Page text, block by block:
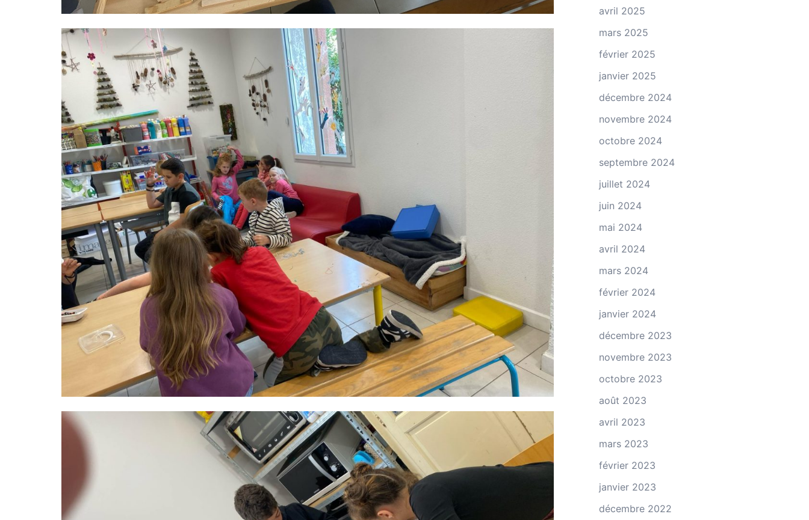
avril 2025
mars 2025
février 2025
janvier 2025
décembre 2024
novembre 2024
octobre 2024
septembre 2024
juillet 2024
juin 2024
mai 2024
avril 2024
mars 2024
février 2024
janvier 2024
décembre 2023
novembre 2023
octobre 2023
août 2023
avril 2023
mars 2023
février 2023
janvier 2023
décembre 2022